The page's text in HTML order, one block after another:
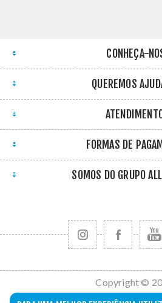
CONHEÇA-
QUEREMOS
FORMAS DE
SOMOS DO GRUPO
Copyright ©
All Nations.